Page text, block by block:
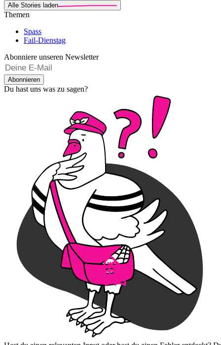
Alle Stories laden
Themen
Spass
Fail-Dienstag
Abonniere unseren Newsletter
Abonnieren
Du hast uns was zu sagen?